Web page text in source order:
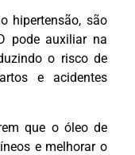
hipertensão, são
pode auxiliar na
o risco de
e acidentes
que o óleo de
e melhorar o